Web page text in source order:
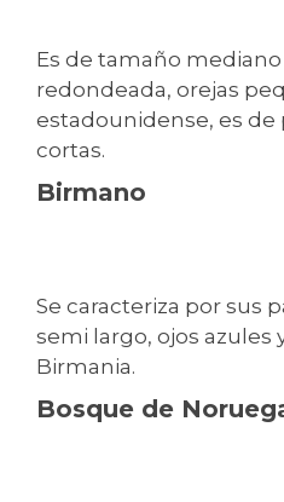
Es de tamaño mediano
redondeada, orejas
estadounidense, es de
cortas.
Birmano
Se caracteriza por sus
semi largo, ojos azules
Birmania.
Bosque de